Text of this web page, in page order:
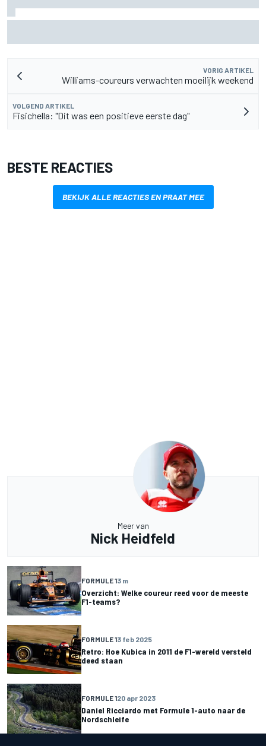
VORIG ARTIKEL
Williams-coureurs verwachten moeilijk weekend
VOLGEND ARTIKEL
Fisichella: "Dit was een positieve eerste dag"
BESTE REACTIES
BEKIJK ALLE REACTIES EN PRAAT MEE
Meer van
Nick Heidfeld
FORMULE 13 m
Overzicht: Welke coureur reed voor de meeste
F1-teams?
FORMULE 13 feb 2025
Retro: Hoe Kubica in 2011 de F1-wereld versteld
deed staan
FORMULE 120 apr 2023
Daniel Ricciardo met Formule 1-auto naar de
Nordschleife